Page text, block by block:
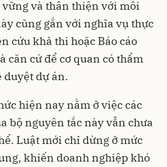
và thân thiện với môi
cũng gắn với nghĩa vụ thực
cứu khả thi hoặc Báo cáo
căn cứ để cơ quan có thẩm
duyệt dự án.
hiện nay nằm ở việc các
bộ nguyên tắc này vẫn chưa
Luật mới chỉ dừng ở mức
khiến doanh nghiệp khó